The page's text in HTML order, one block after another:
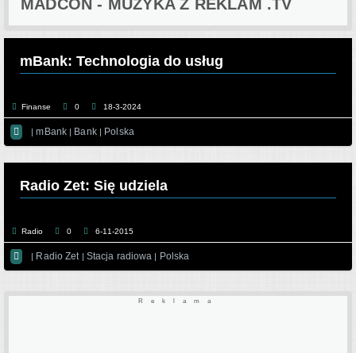
MADCON - MUZYKA Z REKLAM .TV
mBank: Technologia do usług
Finanse 0 18-3-2024
 |mBank | Bank| Polska
Radio Zet: Się udziela
Radio 0 6-11-2015
 | Radio Zet | Stacja radiowa | Polska
Reklama